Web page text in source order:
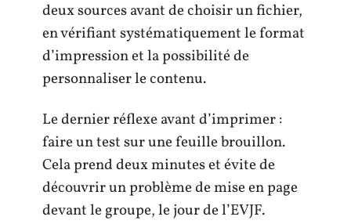
deux sources avant de choisir un fichier,
en vérifiant systématiquement le format
d’impression et la possibilité de
personnaliser le contenu.
Le dernier réflexe avant d’imprimer :
faire un test sur une feuille brouillon.
Cela prend deux minutes et évite de
découvrir un problème de mise en page
devant le groupe, le jour de l’EVJF.